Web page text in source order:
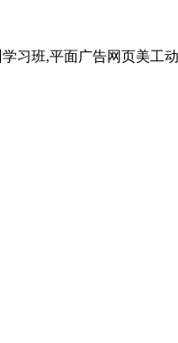
习班,平面广告网页美工